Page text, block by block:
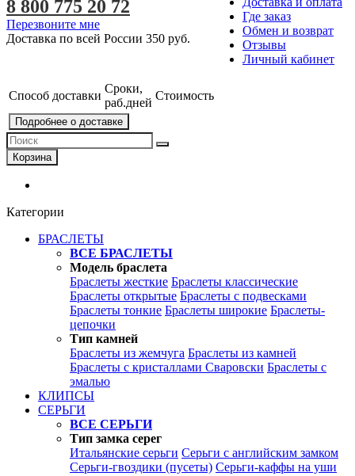
Где заказ
Обмен и возврат
Отзывы
Личный кабинет
8 800 775 20 72
Перезвоните мне
Доставка по всей России 350 руб.
Способ доставки
Сроки,
раб.дней
Стоимость
Подробнее о доставке
Корзина
Категории
БРАСЛЕТЫ
ВСЕ БРАСЛЕТЫ
Модель браслета
Браслеты жесткие Браслеты классические
Браслеты открытые Браслеты с подвесками
Браслеты тонкие Браслеты широкие Браслеты-
цепочки
Тип камней
Браслеты из жемчуга Браслеты из камней
Браслеты с кристаллами Сваровски Браслеты с
эмалью
КЛИПСЫ
СЕРЬГИ
ВСЕ СЕРЬГИ
Тип замка серег
Итальянские серьги Серьги с английским замком
Серьги-гвоздики (пусеты) Серьги-каффы на уши